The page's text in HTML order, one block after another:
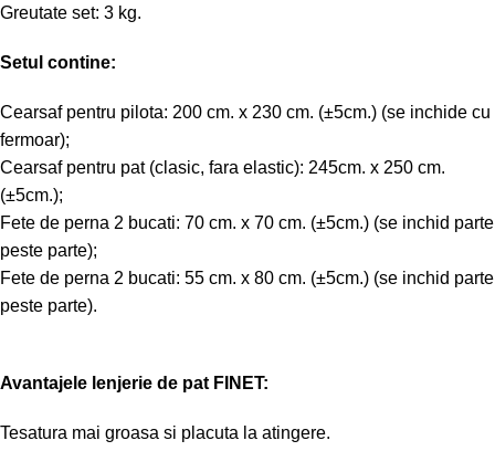
Greutate set: 3 kg.
Setul contine:
Cearsaf pentru pilota: 200 cm. x 230 cm. (±5cm.) (se inchide cu
fermoar);
Cearsaf pentru pat (clasic, fara elastic): 245cm. x 250 cm.
(±5cm.);
Fete de perna 2 bucati: 70 cm. x 70 cm. (±5cm.) (se inchid parte
peste parte);
Fete de perna 2 bucati: 55 cm. x 80 cm. (±5cm.) (se inchid parte
peste parte).
Avantajele lenjerie de pat FINET:
Tesatura mai groasa si placuta la atingere.